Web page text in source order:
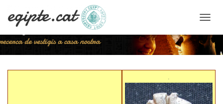
A
N
A
L
A
N
arq.eivissa0118 .